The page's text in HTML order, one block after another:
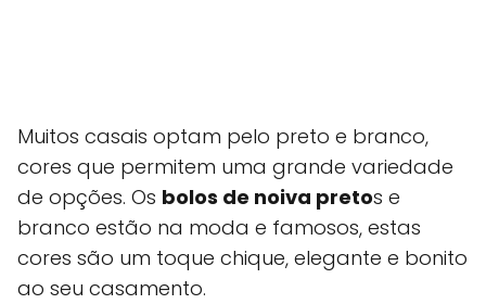
Muitos casais optam pelo preto e branco,
cores que permitem uma grande variedade
de opções. Os bolos de noiva pretos e
branco estão na moda e famosos, estas
cores são um toque chique, elegante e bonito
ao seu casamento.